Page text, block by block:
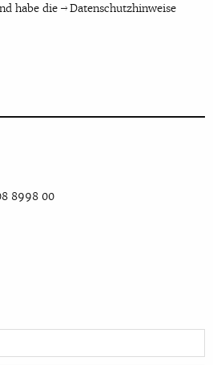
habe die
Datenschutzhinweise
8998 00